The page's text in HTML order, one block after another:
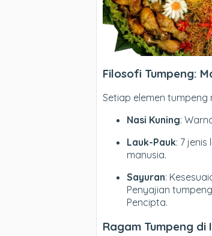
Filosofi Tumpeng:
Setiap elemen tumpeng
Nasi Kuning:
Lauk-Pauk: 7
manusia.
Sayuran:
Penyajian
Pencipta.
Ragam Tumpeng di